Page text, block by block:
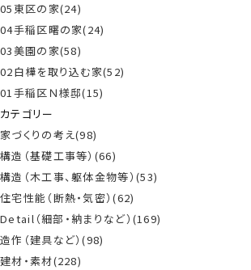
05東区の家(24)
04手稲区曙の家(24)
03美園の家(58)
02白樺を取り込む家(52)
01手稲区Ｎ様邸(15)
カテゴリー
家づくりの考え(98)
構造（基礎工事等）(66)
構造（木工事、躯体金物等）(53)
住宅性能（断熱・気密）(62)
Detail（細部・納まりなど）(169)
造作（建具など）(98)
建材・素材(228)